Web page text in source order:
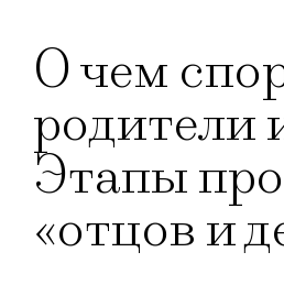
О чем
родители
Этапы
«отцов и